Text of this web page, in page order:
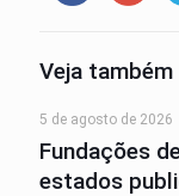
Veja também
5 de agosto de 2026
Fundações
estados